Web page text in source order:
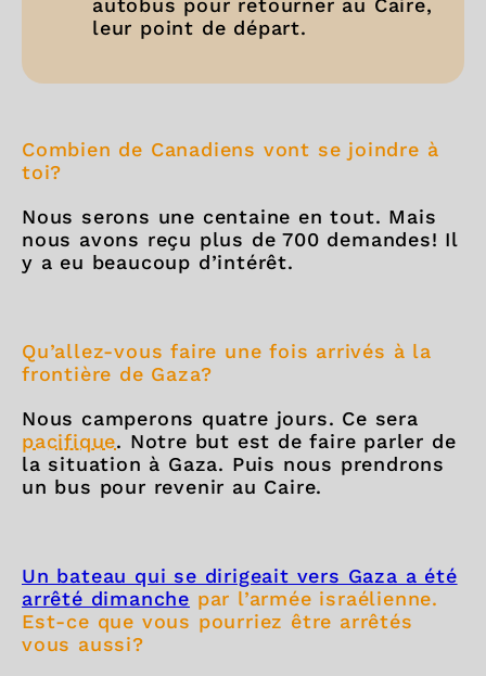
autobus pour retourner au Caire,
leur point de départ.
Combien de Canadiens vont se joindre à
toi?
Nous serons une centaine en tout. Mais
nous avons reçu plus de 700 demandes! Il
y a eu beaucoup d’intérêt.
Qu’allez-vous faire une fois arrivés à la
frontière de Gaza?
Nous camperons quatre jours. Ce sera
pacifique. Notre but est de faire parler de
la situation à Gaza. Puis nous prendrons
un bus pour revenir au Caire.
Un bateau qui se dirigeait vers Gaza a été
arrêté dimanche par l’armée israélienne.
Est-ce que vous pourriez être arrêtés
vous aussi?